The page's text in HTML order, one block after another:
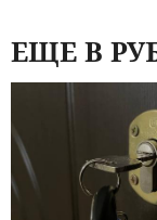
ЕЩЕ В